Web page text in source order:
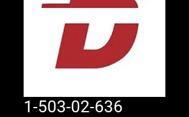
1-503-02-636